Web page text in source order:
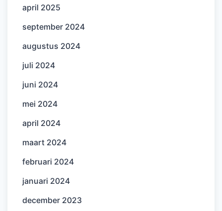
april 2025
september 2024
augustus 2024
juli 2024
juni 2024
mei 2024
april 2024
maart 2024
februari 2024
januari 2024
december 2023